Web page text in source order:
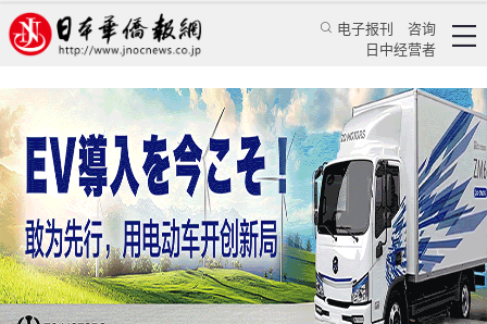
电子报刊
咨询
日中经营者
在国会里，日本人最不想看到谁
王亚囡 日本新闻 政治焦点
日本华侨报 2025/2/28 09:52:26